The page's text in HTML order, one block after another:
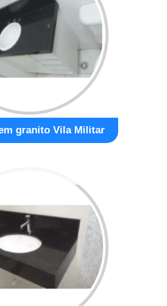
granito Vila Militar